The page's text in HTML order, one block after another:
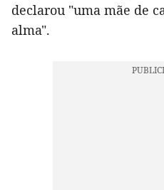
declarou "uma mãe de
alma".